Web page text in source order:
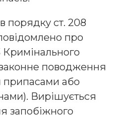
порядку ст. 208
про
Кримінального
поводження
припасами або
Вирішується
запобіжного